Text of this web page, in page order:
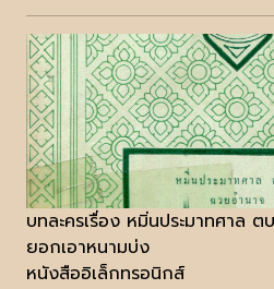
บทละครเรื่อง หมิ่นประมาทศาล
ยอกเอาหนามบ่ง
หนังสืออิเล็กทรอนิกส์